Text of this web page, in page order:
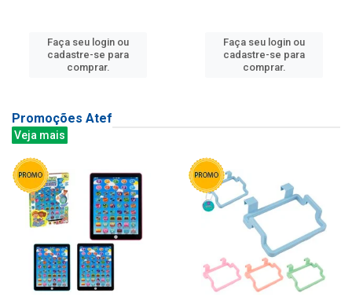
Faça seu login ou
cadastre-se para
comprar.
Faça seu login ou
cadastre-se para
comprar.
Promoções Atef
Veja mais